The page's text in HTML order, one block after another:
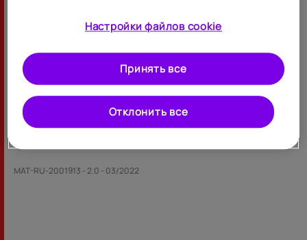
MAT-RU-2001913 - 2.0 - 03/2022
Настройки файлов cookie
Отклонить все
Принять все